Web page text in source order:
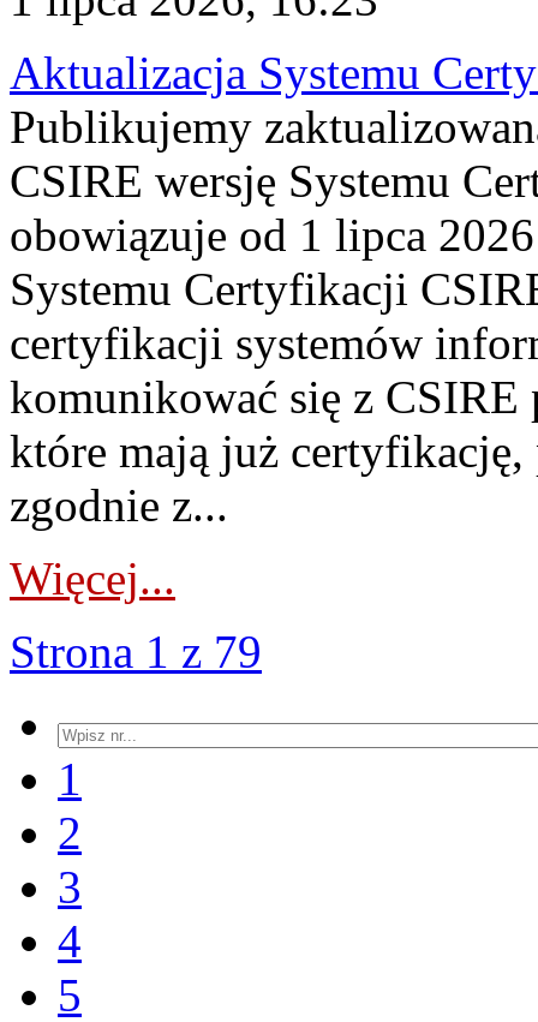
Aktualizacja Systemu
Publikujemy
CSIRE wersję Systemu
obowiązuje od 1 lipca
Systemu Certyfikacji
certyfikacji systemów
komunikować się z
które mają już
zgodnie z...
Więcej...
Strona 1 z 79
1
2
3
4
5